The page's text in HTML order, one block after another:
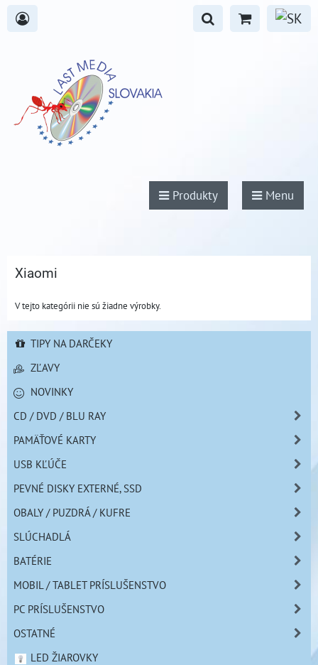
Produkty Menu
Xiaomi
V tejto kategórii nie sú žiadne výrobky.
TIPY NA DARČEKY
ZĽAVY
NOVINKY
CD / DVD / BLU RAY
PAMÄŤOVÉ KARTY
USB KĽÚČE
PEVNÉ DISKY EXTERNÉ, SSD
OBALY / PUZDRÁ / KUFRE
SLÚCHADLÁ
BATÉRIE
MOBIL / TABLET PRÍSLUŠENSTVO
PC PRÍSLUŠENSTVO
OSTATNÉ
LED ŽIAROVKY